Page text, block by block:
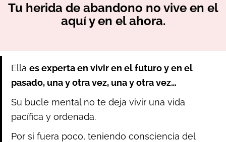
Tu herida de abandono no vive en el
aquí y en el ahora.
Ella es experta en vivir en el futuro y en el
pasado, una y otra vez, una y otra vez…
Su bucle mental no te deja vivir una vida
pacífica y ordenada.
Por si fuera poco, teniendo consciencia del